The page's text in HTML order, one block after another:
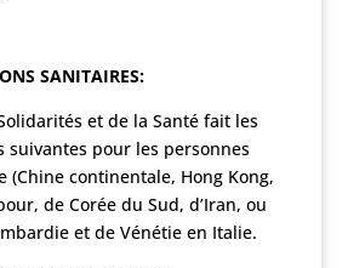
SANITAIRES:
et de la Santé fait les
suivantes pour les personnes
(Chine continentale, Hong Kong,
de Corée du Sud, d’Iran, ou
et de Vénétie en Italie.